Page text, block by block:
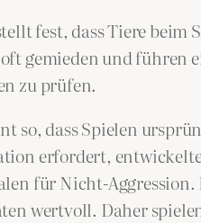
fest, dass Tiere beim
gemieden und führen
zu prüfen.
so, dass Spielen
erfordert,
für Nicht-
wertvoll. Daher